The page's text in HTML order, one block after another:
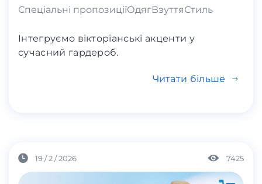
Спеціальні пропозиціїОдягВзуттяСтиль
Інтегруємо вікторіанські акценти у
сучасний гардероб.
Читати більше
19 / 2 / 2026 7425